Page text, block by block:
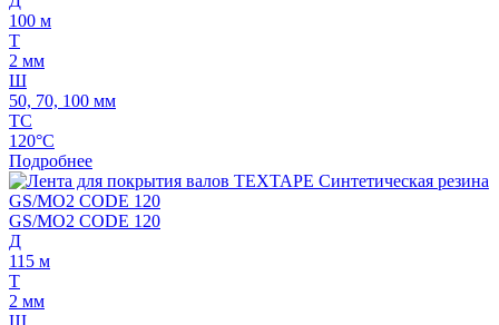
100 м
Т
2 мм
Ш
50, 70, 100 мм
ТС
120°C
Подробнее
GS/MO2 CODE 120
Д
115 м
Т
2 мм
Ш